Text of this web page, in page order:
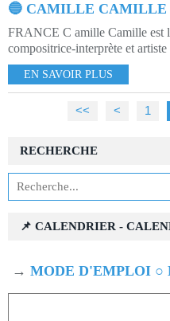
🔵 CAMILLE CAMILLE
FRANCE C amille Camille est
compositrice-interprète et
EN SAVOIR PLUS
<< < 1
RECHERCHE
📌 CALENDRIER -
→ MODE D'EMPLOI ○